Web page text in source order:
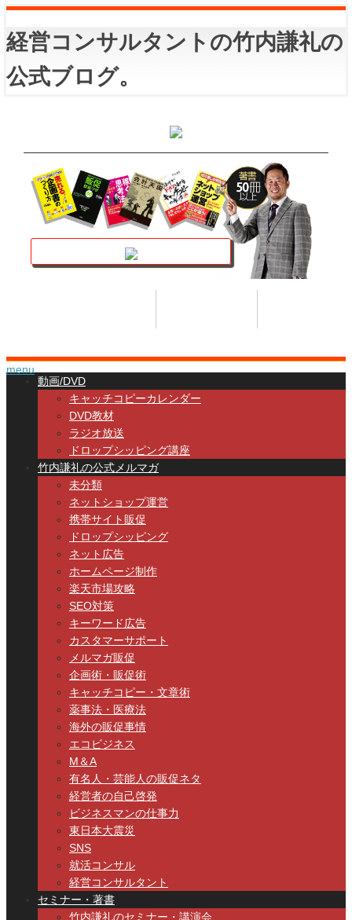
経営コンサルタントの竹内謙礼の
公式ブログ。
menu
動画/DVD
キャッチコピーカレンダー
DVD教材
ラジオ放送
ドロップシッピング講座
竹内謙礼の公式メルマガ
未分類
ネットショップ運営
携帯サイト販促
ドロップシッピング
ネット広告
ホームページ制作
楽天市場攻略
SEO対策
キーワード広告
カスタマーサポート
メルマガ販促
企画術・販促術
キャッチコピー・文章術
薬事法・医療法
海外の販促事情
エコビジネス
M＆A
有名人・芸能人の販促ネタ
経営者の自己啓発
ビジネスマンの仕事力
東日本大震災
SNS
就活コンサル
経営コンサルタント
セミナー・著書
竹内謙礼のセミナー・講演会